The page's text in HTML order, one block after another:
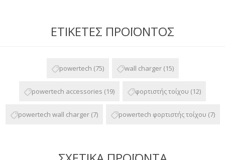
ΕΤΙΚΈΤΕΣ ΠΡΟΪΌΝΤΟΣ
powertech (75) wall charger (15)
powertech accessories (19) φορτιστής τοίχου (12)
powertech wall charger (7) powertech φορτιστής τοίχου (7)